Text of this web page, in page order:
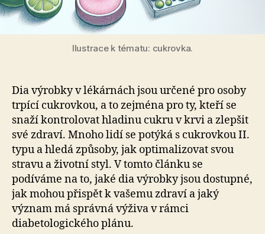
Ilustrace k tématu: cukrovka.
Dia výrobky v lékárnách jsou určené pro osoby
trpící cukrovkou, a to zejména pro ty, kteří se
snaží kontrolovat hladinu cukru v krvi a zlepšit
své zdraví. Mnoho lidí se potýká s cukrovkou II.
typu a hledá způsoby, jak optimalizovat svou
stravu a životní styl. V tomto článku se
podíváme na to, jaké dia výrobky jsou dostupné,
jak mohou přispět k vašemu zdraví a jaký
význam má správná výživa v rámci
diabetologického plánu.